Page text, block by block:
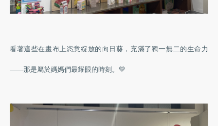
看著這些在畫布上恣意綻放的向日葵，充滿了獨一無二的生命力
——那是屬於媽媽們最耀眼的時刻。💛